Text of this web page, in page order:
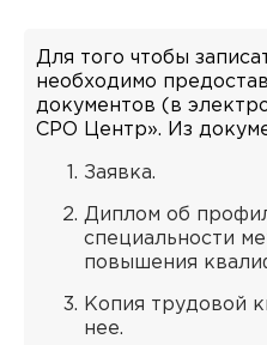
Для того чтобы
необходимо
документов (в
СРО Центр». Из
Заявка.
Диплом об
специальности
повышения
Копия трудовой
нее.